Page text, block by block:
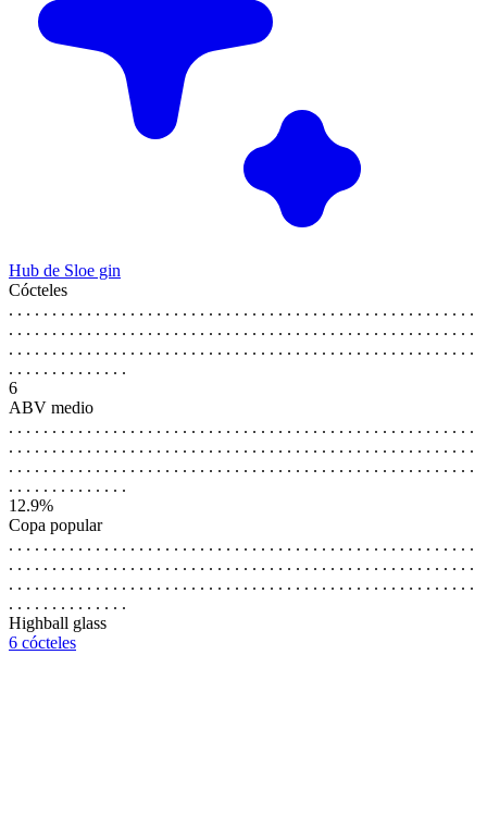
Hub de Sloe gin
Cócteles
. . . . . . . . . . . . . . . . . . . . . . . . . . . . . . . . . . . . . . . . . . . . . . . . . . . . . .
. . . . . . . . . . . . . . . . . . . . . . . . . . . . . . . . . . . . . . . . . . . . . . . . . . . . . .
. . . . . . . . . . . . . . . . . . . . . . . . . . . . . . . . . . . . . . . . . . . . . . . . . . . . . .
. . . . . . . . . . . . . .
6
ABV medio
. . . . . . . . . . . . . . . . . . . . . . . . . . . . . . . . . . . . . . . . . . . . . . . . . . . . . .
. . . . . . . . . . . . . . . . . . . . . . . . . . . . . . . . . . . . . . . . . . . . . . . . . . . . . .
. . . . . . . . . . . . . . . . . . . . . . . . . . . . . . . . . . . . . . . . . . . . . . . . . . . . . .
. . . . . . . . . . . . . .
12.9%
Copa popular
. . . . . . . . . . . . . . . . . . . . . . . . . . . . . . . . . . . . . . . . . . . . . . . . . . . . . .
. . . . . . . . . . . . . . . . . . . . . . . . . . . . . . . . . . . . . . . . . . . . . . . . . . . . . .
. . . . . . . . . . . . . . . . . . . . . . . . . . . . . . . . . . . . . . . . . . . . . . . . . . . . . .
. . . . . . . . . . . . . .
Highball glass
6 cócteles